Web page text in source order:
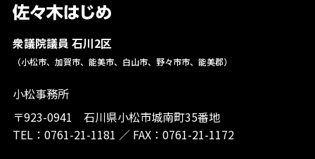
衆議院議員 石川2区
（小松市、加賀市、能美市、白山市、野々市市、能美郡）
小松事務所
〒923-0941 石川県小松市城南町35番地
TEL： 0761-21-1181 ／ FAX：0761-21-1172